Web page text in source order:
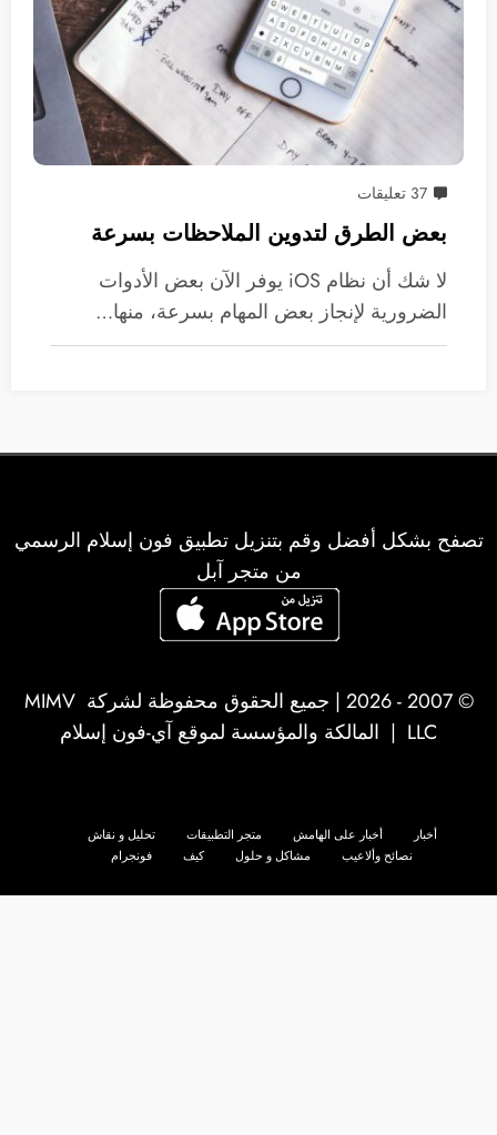
37 تعليقات
بعض الطرق لتدوين الملاحظات بسرعة
لا شك أن نظام iOS يوفر الآن بعض الأدوات
الضرورية لإنجاز بعض المهام بسرعة، منها…
تصفح بشكل أفضل وقم بتنزيل تطبيق فون إسلام الرسمي
من متجر آبل
© 2007 - 2026 | جميع الحقوق محفوظة لشركة
MIMV
LLC | المالكة والمؤسسة لموقع آي-فون إسلام
أخبار أخبار على الهامش متجر التطبيقات
تحليل و نقاش
نصائح وألاعيب
مشاكل و حلول كيف فونجرام